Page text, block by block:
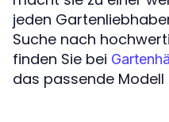
jeden
Suche nach
finden Sie bei
das passende Modell